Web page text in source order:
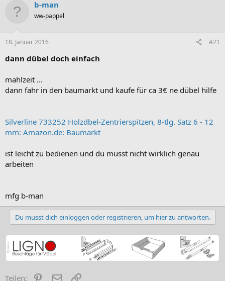
b-man
ww-pappel
18. Januar 2016 #21
dann dübel doch einfach
mahlzeit ...
dann fahr in den baumarkt und kaufe für ca 3€ ne dübel hilfe
Silverline 733252 Holzdbel-Zentrierspitzen, 8-tlg. Satz 6 - 12
mm: Amazon.de: Baumarkt
ist leicht zu bedienen und du musst nicht wirklich genau
arbeiten
mfg b-man
Du musst dich einloggen oder registrieren, um hier zu antworten.
Teilen: PinterestE-Mail